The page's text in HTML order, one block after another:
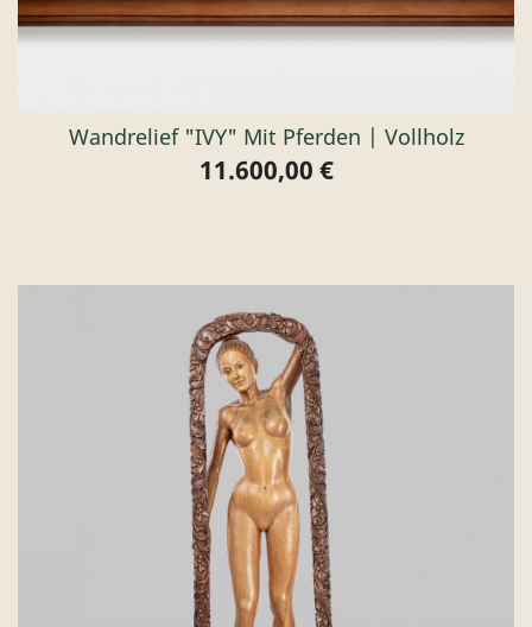
Wandrelief "IVY" Mit Pferden | Vollholz
Preis
11.600,00 €